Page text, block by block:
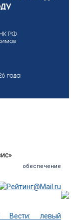
обеспечение